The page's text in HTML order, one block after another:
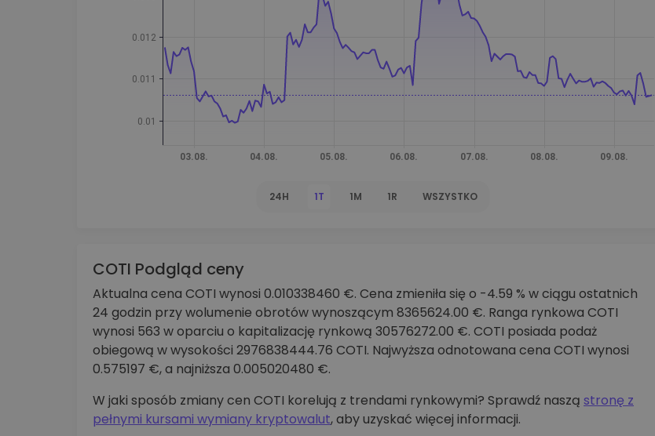
Znajdź swoją strategię kryptowalut
24H 1T 1M 1R WSZYSTKO
COTI Podgląd ceny
Aktualna cena COTI wynosi 0.010338460 €. Cena zmieniła się o -4.59 % w ciągu ostatnich
24 godzin przy wolumenie obrotów wynoszącym 8365624.00 €. Ranga rynkowa COTI
wynosi 563 w oparciu o kapitalizację rynkową 30576272.00 €. COTI posiada podaż
obiegową w wysokości 2976838444.76 COTI. Najwyższa odnotowana cena COTI wynosi
0.575197 €, a najniższa 0.005020480 €.
W jaki sposób zmiany cen COTI korelują z trendami rynkowymi? Sprawdź naszą stronę z
pełnymi kursami wymiany kryptowalut, aby uzyskać więcej informacji.